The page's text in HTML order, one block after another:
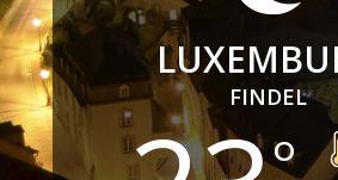
FINDEL